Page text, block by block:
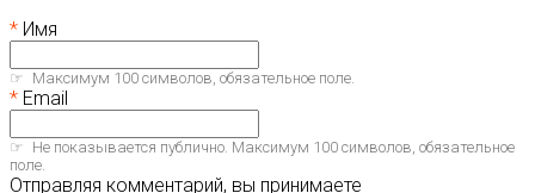
Имя
Максимум 100 символов, обязательное поле.
Email
Не показывается публично. Максимум 100 символов, обязательное
поле.
Отправляя комментарий, вы принимаете